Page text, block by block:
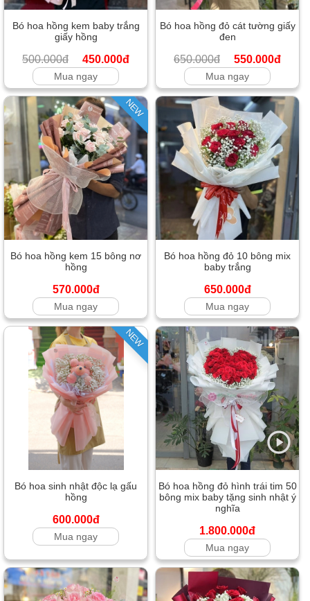
Bó hoa hồng kem baby trắng
giấy hồng
500.000đ 450.000đ
Mua ngay
Bó hoa hồng đỏ cát tường giấy
đen
650.000đ 550.000đ
Mua ngay
NEW
Bó hoa hồng kem 15 bông nơ
hồng
570.000đ
Mua ngay
Bó hoa hồng đỏ 10 bông mix
baby trắng
650.000đ
Mua ngay
NEW
Bó hoa sinh nhật độc lạ gấu
hồng
600.000đ
Mua ngay
Bó hoa hồng đỏ hình trái tim 50
bông mix baby tặng sinh nhật ý
nghĩa
1.800.000đ
Mua ngay